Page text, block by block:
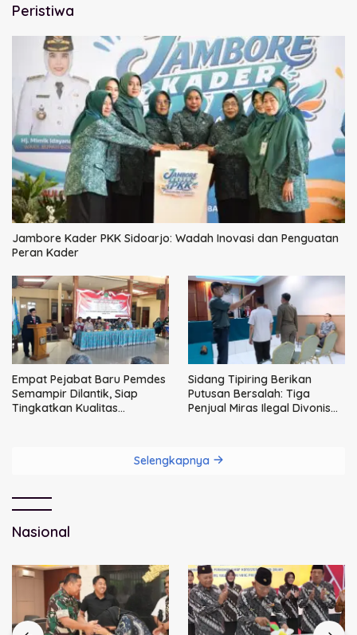
Peristiwa
Jambore Kader PKK Sidoarjo: Wadah Inovasi dan Penguatan
Peran Kader
Empat Pejabat Baru Pemdes
Semampir Dilantik, Siap
Tingkatkan Kualitas
Sidang Tipiring Berikan
Putusan Bersalah: Tiga
Penjual Miras Ilegal Divonis
Selengkapnya
Nasional